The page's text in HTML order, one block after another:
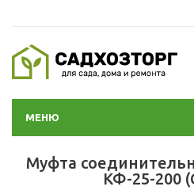
МЕНЮ
Муфта
КФ-25-200